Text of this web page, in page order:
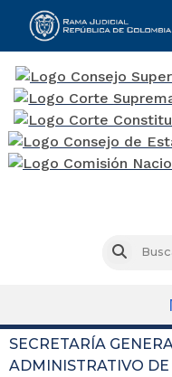
Buscar
SECRETARÍA
ADMINISTRATIVO